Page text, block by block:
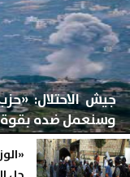
جيش الاحتلال:
وسنعمل ضده بقوة